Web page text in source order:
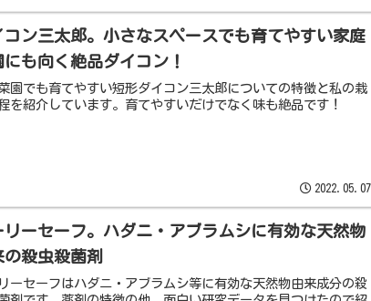
コン三太郎。小さなスペースでも育てやすい家庭
にも向く絶品ダイコン！
園でも育てやすい短形ダイコン三太郎についての特徴と私の栽
を紹介しています。育てやすいだけでなく味も絶品です！
2022.05.07
リーセーフ。ハダニ・アブラムシに有効な天然物
の殺虫殺菌剤
ーセーフはハダニ・アブラムシ等に有効な天然物由来成分の殺